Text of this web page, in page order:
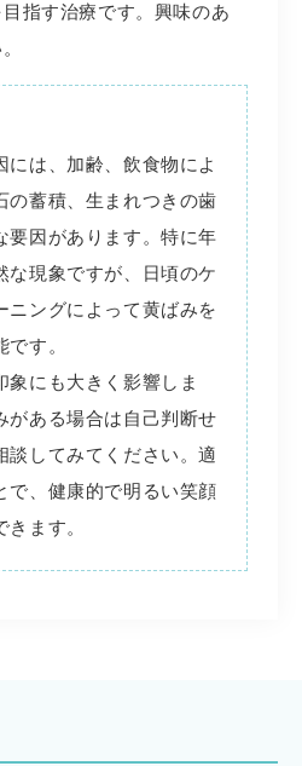
指す治療です。興味のあ
には、加齢、飲食物によ
の蓄積、生まれつきの歯
要因があります。特に年
な現象ですが、日頃のケ
ニングによって黄ばみを
す。
象にも大きく影響しま
がある場合は自己判断せ
談してみてください。適
で、健康的で明るい笑顔
ます。